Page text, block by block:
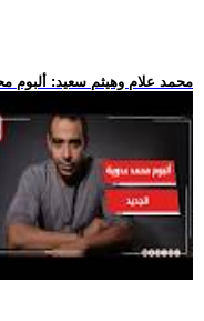
.. محمد علام وهيثم سعيد: ألبوم